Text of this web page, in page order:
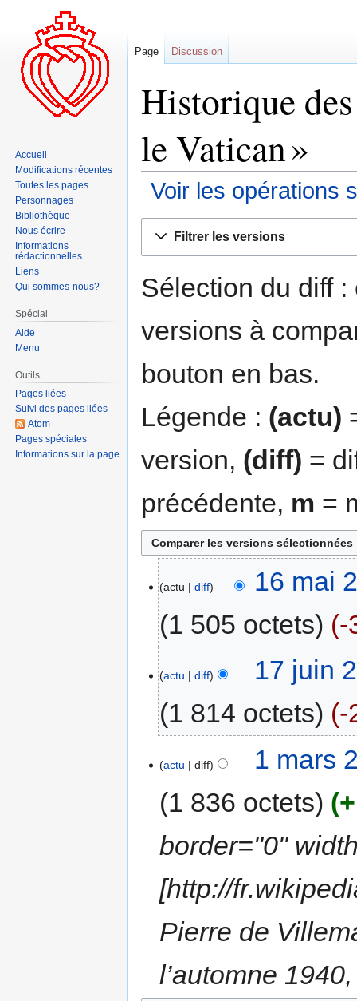
Historique
le Vatican »
Voir les opérations
navigation
recherche
Filtrer les versions
Sélection du diff
versions à
bouton en bas.
Légende : (actu)
version, (diff) =
précédente, m =
actu diff
16 mai
1 505 octets
-
actu diff
17 juin
1 814 octets
-
actu diff
1 mars
1 836 octets
border="0"
[http://
Pierre de
l’automne
Page Discussion
Accueil
Modifications récentes
Toutes les pages
Personnages
Bibliothèque
Nous écrire
Informations
rédactionnelles
Liens
Qui sommes-nous?
Spécial
Aide
Menu
Outils
Pages liées
Suivi des pages liées
Atom
Pages spéciales
Informations sur la page